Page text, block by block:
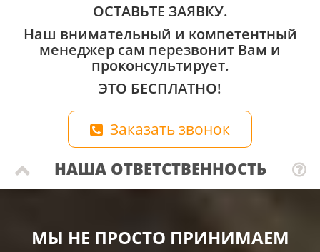
ОСТАВЬТЕ ЗАЯВКУ.
Наш внимательный и компетентный
менеджер сам перезвонит Вам и
проконсультирует.
ЭТО БЕСПЛАТНО!
Заказать звонок
НАША ОТВЕТСТВЕННОСТЬ
МЫ НЕ ПРОСТО ПРИНИМАЕМ